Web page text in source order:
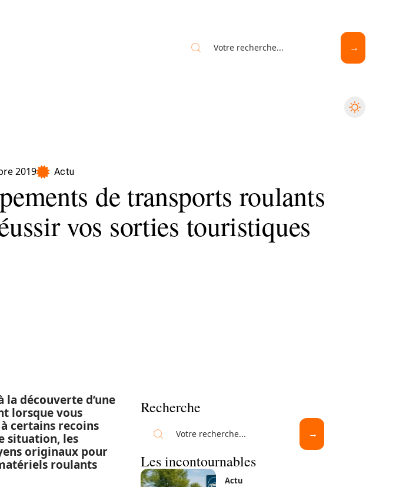
2019 Actu
de transports roulants
vos sorties touristiques
découverte d’une
lorsque vous
certains recoins
situation, les
originaux pour
roulants
Recherche
Les incontournables
Actu